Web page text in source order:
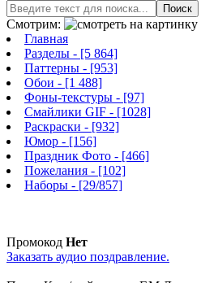
Поиск
Смотрим:
Главная
Разделы - [5 864]
Паттерны - [953]
Обои - [1 488]
Фоны-текстуры - [97]
Смайлики GIF - [1028]
Раскраски - [932]
Юмор - [156]
Праздник Фото - [466]
Пожелания - [102]
Наборы - [29/857]
Промокод Нет
Заказать аудио поздравление.